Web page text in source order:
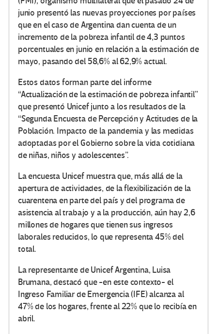
junio presentó las nuevas proyecciones por países
que en el caso de Argentina dan cuenta de un
incremento de la pobreza infantil de 4,3 puntos
porcentuales en junio en relación a la estimación de
mayo, pasando del 58,6% al 62,9% actual.
Estos datos forman parte del informe
“Actualización de la estimación de pobreza infantil”
que presentó Unicef junto a los resultados de la
“Segunda Encuesta de Percepción y Actitudes de la
Población. Impacto de la pandemia y las medidas
adoptadas por el Gobierno sobre la vida cotidiana
de niñas, niños y adolescentes”.
La encuesta Unicef muestra que, más allá de la
apertura de actividades, de la flexibilización de la
cuarentena en parte del país y del programa de
asistencia al trabajo y a la producción, aún hay 2,6
millones de hogares que tienen sus ingresos
laborales reducidos, lo que representa 45% del
total.
La representante de Unicef Argentina, Luisa
Brumana, destacó que -en este contexto- el
Ingreso Familiar de Emergencia (IFE) alcanza al
47% de los hogares, frente al 22% que lo recibía en
abril.